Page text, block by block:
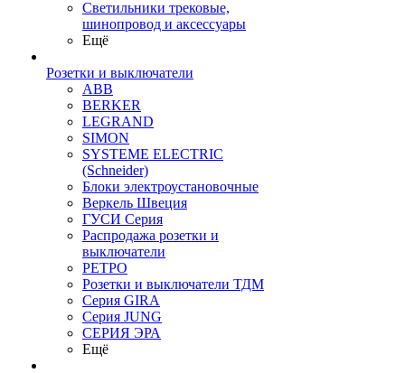
Светильники трековые,
шинопровод и аксессуары
Ещё
Розетки и выключатели
ABB
BERKER
LEGRAND
SIMON
SYSTEME ELECTRIC
(Schneider)
Блоки электроустановочные
Веркель Швеция
ГУСИ Серия
Распродажа розетки и
выключатели
РЕТРО
Розетки и выключатели ТДМ
Серия GIRA
Серия JUNG
СЕРИЯ ЭРА
Ещё